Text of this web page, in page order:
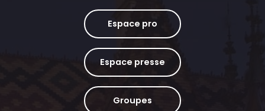
Espace pro
Espace presse
Groupes